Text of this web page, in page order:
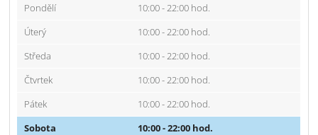
Pondělí
10:00 - 22:00 hod.
Úterý
10:00 - 22:00 hod.
Středa
10:00 - 22:00 hod.
Čtvrtek
10:00 - 22:00 hod.
Pátek
10:00 - 22:00 hod.
Sobota
10:00 - 22:00 hod.